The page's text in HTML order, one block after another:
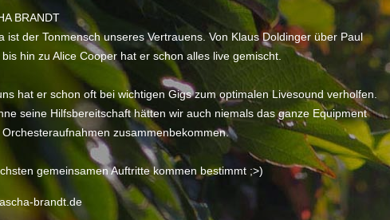
BRANDT
ist der Tonmensch unseres Vertrauens. Von Klaus Doldinger über Paul
bis hin zu Alice Cooper hat er schon alles live gemischt.
hat er schon oft bei wichtigen Gigs zum optimalen Livesound verholfen.
seine Hilfsbereitschaft hätten wir auch niemals das ganze Equipment
zusammenbekommen.
gemeinsamen Auftritte kommen bestimmt ;>)
brandt.de